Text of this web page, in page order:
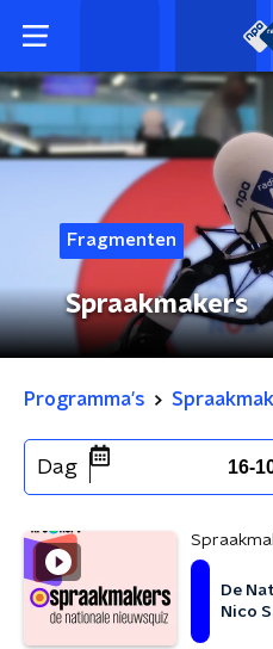
Fragmenten
Spraakmakers
Programma's
Dag 16-
De
Nico